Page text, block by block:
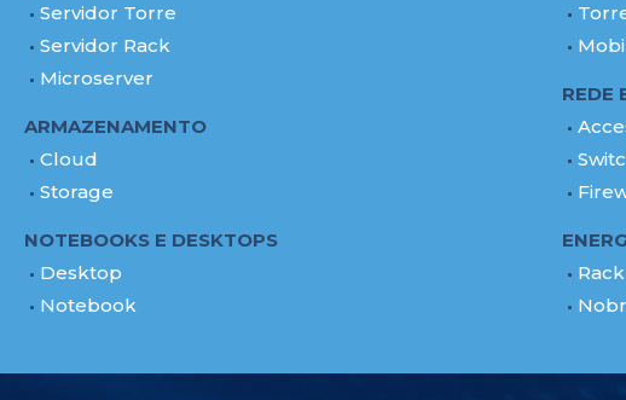
Servidor Torre
Servidor Rack
Microserver
ARMAZENAMENTO
Cloud
Storage
NOTEBOOKS E DESKTOPS
Desktop
Notebook
REDE
Rack